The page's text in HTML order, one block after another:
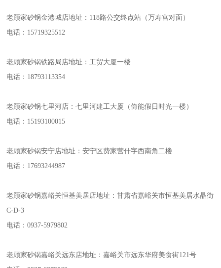
老顾家砂锅金港城店地址：118路公交终点站（万寿宫对面）
电话：15719325512
老顾家砂锅铁路局店地址：工贸大厦一楼
电话：18793113354
老顾家砂锅七里河店：七里河建工大厦（倚能假日时光一楼）
电话：15193100015
老顾家砂锅安宁店地址：安宁区费家营什字西南角二楼
电话：17693244987
老顾家砂锅嘉峪关恒基美居店地址：甘肃省嘉峪关市恒基美居水晶街
C-D-3
电话：0937-5979802
老顾家砂锅嘉峪关远东店地址：嘉峪关市远东华府美食街121号